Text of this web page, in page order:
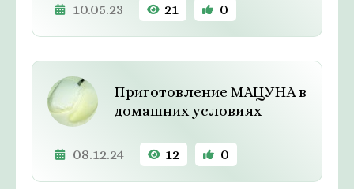
10.05.23 21 0
Приготовление МАЦУНА в
домашних условиях
08.12.24 12 0